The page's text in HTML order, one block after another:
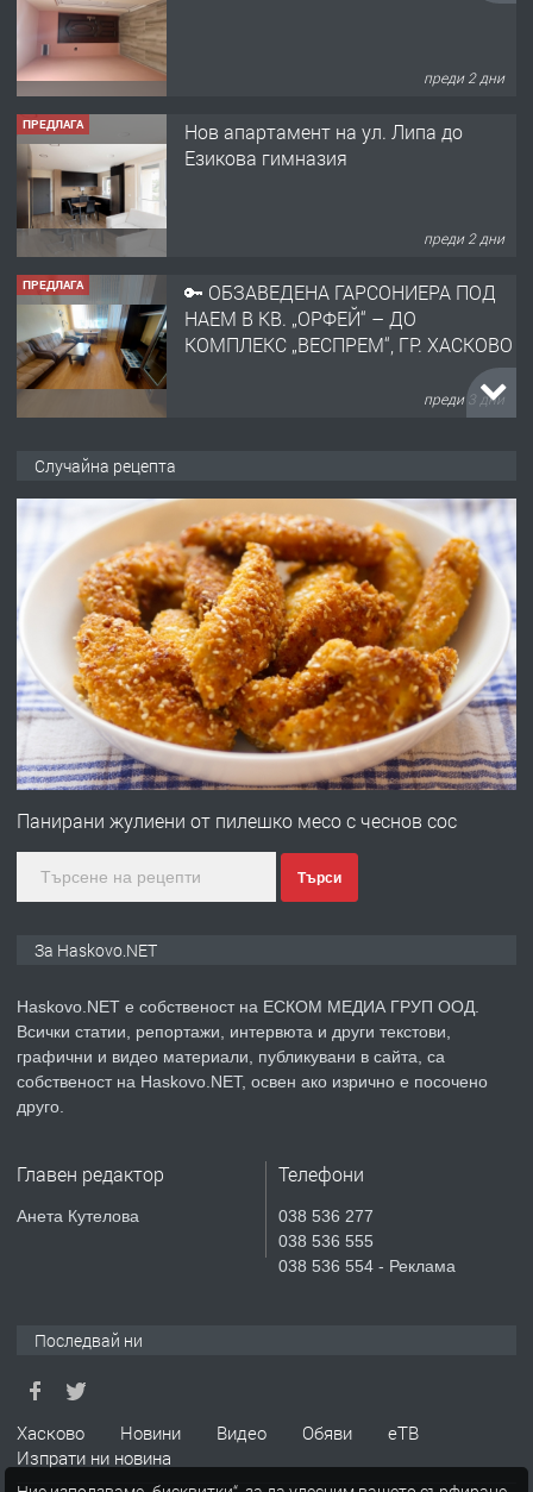
преди 2 дни
ПРЕДЛАГА
Нов апартамент на ул. Липа до
Езикова гимназия
преди 2 дни
ПРЕДЛАГА
🔑 ОБЗАВЕДЕНА ГАРСОНИЕРА ПОД
НАЕМ В КВ. „ОРФЕЙ“ – ДО
КОМПЛЕКС „ВЕСПРЕМ“, ГР. ХАСКОВО
преди 3 дни
АПАРТАМЕНТ В ЦЕНТЪРА НА ГР.
ХАСКОВО
преди 4 дни
ПРЕДЛАГА Давам гараж под наем
преди 4 дни
ПРЕДЛАГА
№4120 Магазин/Офис под наем в кв.
градската градина!
преди 5 дни
ПРЕДЛАГА
Продавам парцел в гр. Хасково кв.
СГЛОБЯВАНЕ НА МЕБЕЛИ.
апартамент под наем в кв.
Училищни, гр. Хасково.
Случайна рецепта
Панирани жулиени от пилешко месо с чеснов сос
Търси
За Haskovo.NET
Haskovo.NET е собственост на ЕСКОМ МЕДИА ГРУП ООД.
Всички статии, репортажи, интервюта и други текстови,
графични и видео материали, публикувани в сайта, са
собственост на Haskovo.NET, освен ако изрично е посочено
друго.
Главен редактор
Анета Кутелова
Телефони
038 536 277
038 536 555
038 536 554 - Реклама
Последвай ни
Хасково Новини Видео Обяви
еТВ
Изпрати ни новина